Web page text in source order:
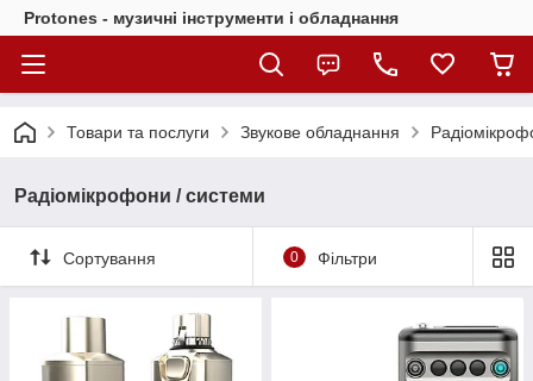
Protones - музичні інструменти і обладнання
Товари та послуги Звукове обладнання
Радіомікрофони / системи
Сортування 0 Фільтри